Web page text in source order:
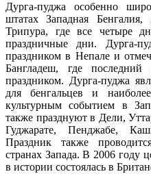
Дурга-пуджа особенно
штатах Западная
Трипура, где все четыре
праздничные дни. Дурга-
праздником в Непале и
Бангладеш, где последний
праздником. Дурга-пуджа
для бенгальцев и
культурным событием в
также празднуют в Дели,
Гуджарате, Пенджабе,
Праздник также
странах Запада. В 2006 году
в истории состоялась в